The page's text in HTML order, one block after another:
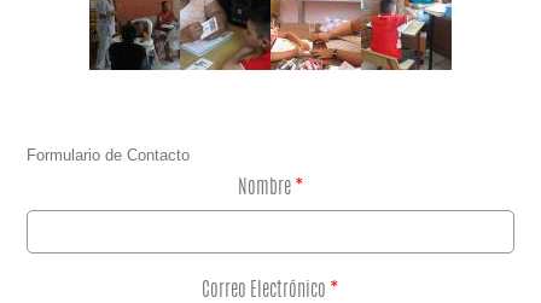
Formulario de Contacto
Nombre *
Correo Electrónico *